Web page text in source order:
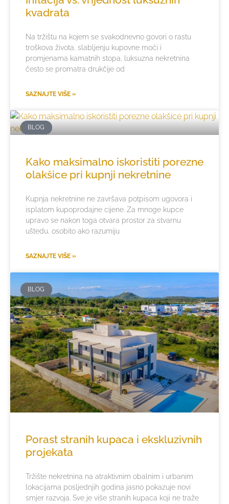
kvadrata
Na tržištu na kojem se svakodnevno govori o rastu
troškova života, slabljenju kupovne moći i
promjenama kamatnih stopa, luksuzna nekretnina
često se promatra drukčije od
SAZNAJTE VIŠE »
BLOG
Kako maksimalno iskoristiti porezne
olakšice pri kupnji nekretnine
Kupnja nekretnine ne završava potpisom ugovora i
isplatom kupoprodajne cijene. Za mnoge kupce
upravo se nakon toga otvara prostor za stvarnu
uštedu, osobito ako razumiju
SAZNAJTE VIŠE »
BLOG
Porast stranih kupaca i ekskluzivnih
projekata
Tržište nekretnina na atraktivnim obalnim i urbanim
lokacijama posljednjih godina jasno pokazuje novi
smjer razvoja. Sve je više stranih kupaca koji ne traže